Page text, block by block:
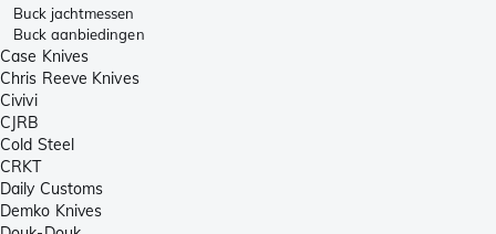
Buck jachtmessen
Buck aanbiedingen
Case Knives
Chris Reeve Knives
Civivi
CJRB
Cold Steel
CRKT
Daily Customs
Demko Knives